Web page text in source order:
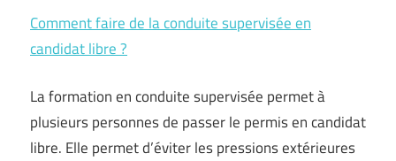
Comment faire de la conduite supervisée en
candidat libre ?
La formation en conduite supervisée permet à
plusieurs personnes de passer le permis en candidat
libre. Elle permet d’éviter les pressions extérieures